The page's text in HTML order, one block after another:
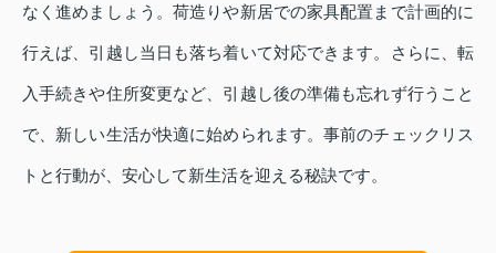
なく進めましょう。荷造りや新居での家具配置まで計画的に
行えば、引越し当日も落ち着いて対応できます。さらに、転
入手続きや住所変更など、引越し後の準備も忘れず行うこと
で、新しい生活が快適に始められます。事前のチェックリス
トと行動が、安心して新生活を迎える秘訣です。